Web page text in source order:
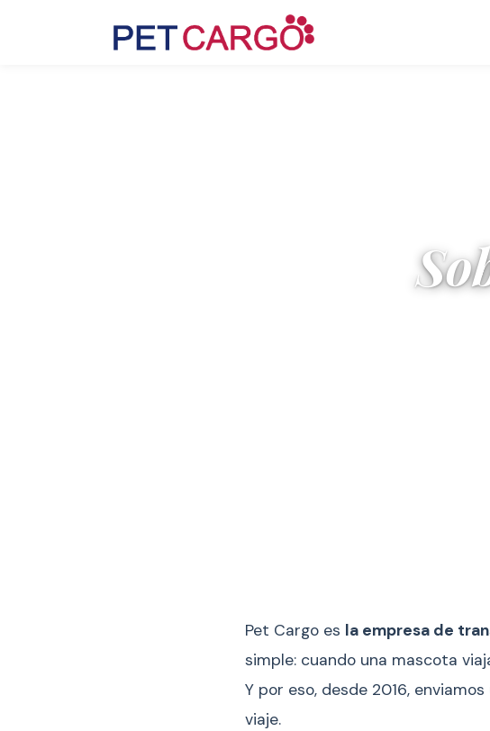
Pet Cargo es la empresa de
simple: cuando una mascota
Y por eso, desde 2016,
viaje.